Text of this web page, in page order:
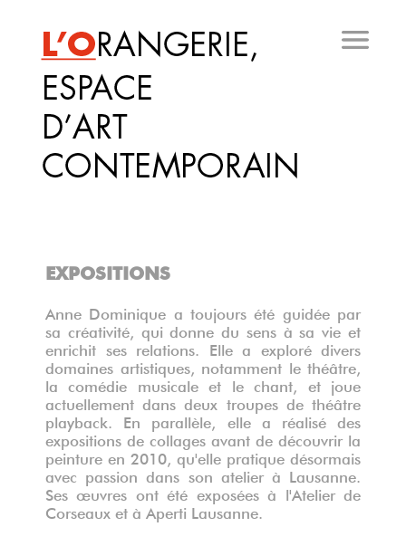
principal
EXPOSITIONS
Anne Dominique a toujours été guidée par
sa créativité, qui donne du sens à sa vie et
enrichit ses relations. Elle a exploré divers
domaines artistiques, notamment le théâtre,
la comédie musicale et le chant, et joue
actuellement dans deux troupes de théâtre
playback. En parallèle, elle a réalisé des
expositions de collages avant de découvrir la
peinture en 2010, qu'elle pratique désormais
avec passion dans son atelier à Lausanne.
Ses œuvres ont été exposées à l'Atelier de
Corseaux et à Aperti Lausanne.